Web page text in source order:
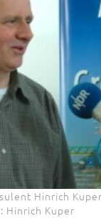
Hinrich
Hinrich Kuper